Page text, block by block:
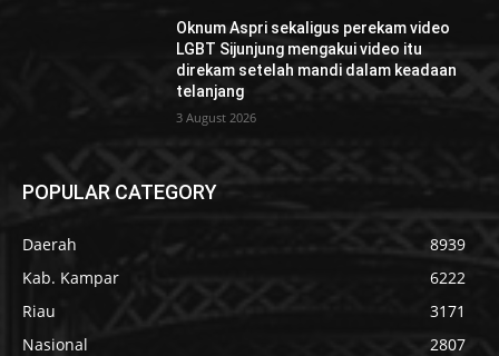
Oknum Aspri sekaligus perekam video
LGBT Sijunjung mengakui video itu
direkam setelah mandi dalam keadaan
telanjang
3 August 2026
POPULAR CATEGORY
Daerah
8939
Kab. Kampar
6222
Riau
3171
Nasional
2807